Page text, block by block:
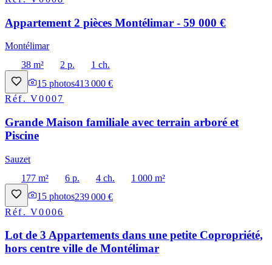
Appartement 2 pièces Montélimar - 59 000 €
Montélimar
38 m²
2 p.
1 ch.
15 photos413 000 €
Réf.V0007
Grande Maison familiale avec terrain arboré et
Piscine
Sauzet
177 m²
6 p. 4 ch.
1 000 m²
15 photos239 000 €
Réf.V0006
Lot de 3 Appartements dans une petite Copropriété,
hors centre ville de Montélimar